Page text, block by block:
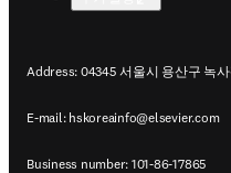
Address: 04345 서울시 용산구 녹
E-mail: hskoreainfo@elsevier.com
Business number: 101-86-17865